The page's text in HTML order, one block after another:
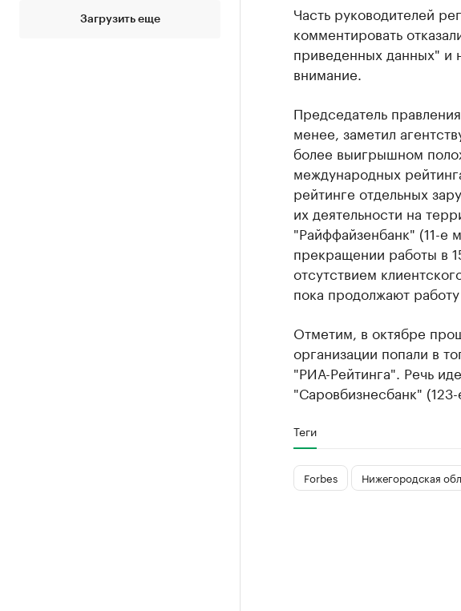
Загрузить еще
Часть руководителей
комментировать
приведенных данных" и
внимание.
Председатель
менее, заметил
более выигрышном
международных
рейтинге отдельных
их деятельности на
"Райффайзенбанк" (11-е
прекращении работы в
отсутствием
пока продолжают
Отметим, в октябре
организации попали в
"РИА-Рейтинга". Речь
"Саровбизнесбанк" (123-
Теги
Forbes Нижегородская